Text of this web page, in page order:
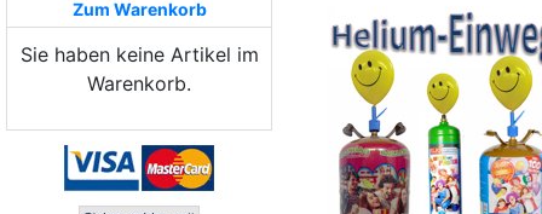
Zum Warenkorb
Sie haben keine Artikel im
Warenkorb.